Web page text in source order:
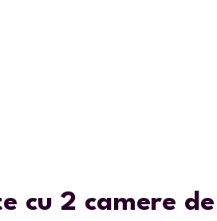
cu 2 camere